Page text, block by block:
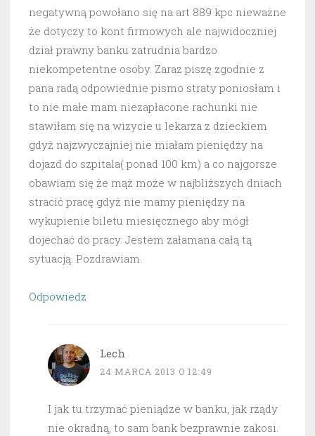
negatywną powołano się na art 889 kpc nieważne
że dotyczy to kont firmowych ale najwidoczniej
dział prawny banku zatrudnia bardzo
niekompetentne osoby. Zaraz piszę zgodnie z
pana radą odpowiednie pismo straty poniosłam i
to nie małe mam niezapłacone rachunki nie
stawiłam się na wizycie u lekarza z dzieckiem
gdyż najzwyczajniej nie miałam pieniędzy na
dojazd do szpitala( ponad 100 km) a co najgorsze
obawiam się że mąż może w najbliższych dniach
stracić pracę gdyż nie mamy pieniędzy na
wykupienie biletu miesięcznego aby mógł
dojechać do pracy. Jestem załamana całą tą
sytuacją. Pozdrawiam.
Odpowiedz
Lech
24 MARCA 2013 O 12:49
I jak tu trzymać pieniądze w banku, jak rządy
nie okradną, to sam bank bezprawnie zakosi.